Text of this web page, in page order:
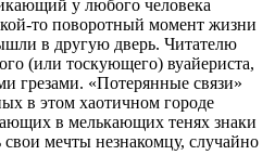
у любого человека
то поворотный момент жизни
в другую дверь. Читателю
(или тоскующего) вуайериста,
грезами. «Потерянные связи»
в этом хаотичном городе
в мелькающих тенях знаки
мечты незнакомцу, случайно